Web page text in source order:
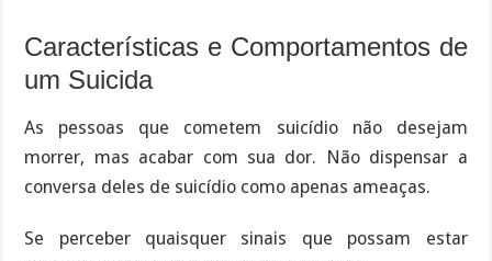
Características e Comportamentos de
um Suicida
As pessoas que cometem suicídio não desejam
morrer, mas acabar com sua dor. Não dispensar a
conversa deles de suicídio como apenas ameaças.
Se perceber quaisquer sinais que possam estar